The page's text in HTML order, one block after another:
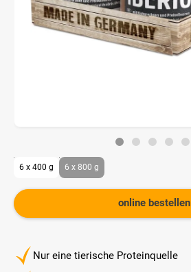
Nur eine tierische Proteinquelle
6 x 400 g 6 x 800 g
online bestellen